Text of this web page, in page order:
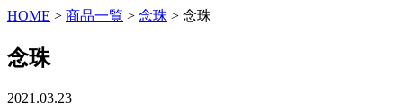
HOME > 商品一覧 > 念珠 > 念珠
念珠
2021.03.23